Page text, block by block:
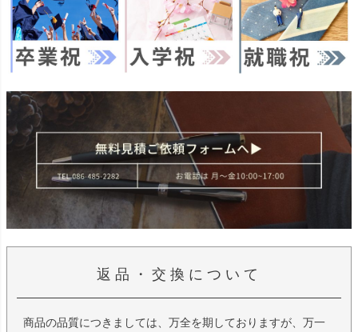
返品・交換について
商品の品質につきましては、万全を期しておりますが、万一